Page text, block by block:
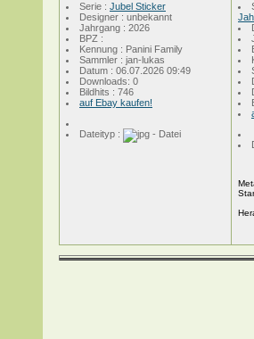
Serie : Jubel Sticker
Designer : unbekannt
Jahrgang : 2026
BPZ :
Kennung : Panini Family
Sammler : jan-lukas
Datum : 06.07.2026 09:49
Downloads: 0
Bildhits : 746
auf Ebay kaufen!
Dateityp :